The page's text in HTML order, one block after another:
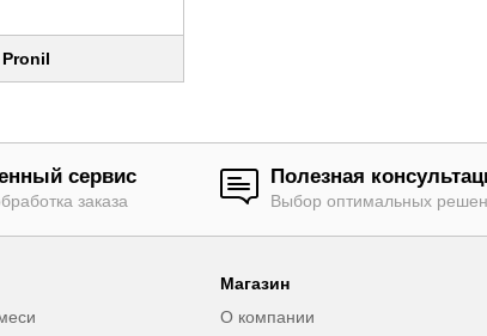
Pronil
сервис
заказа
Полезная
Выбор оптимальных
Магазин
О компании